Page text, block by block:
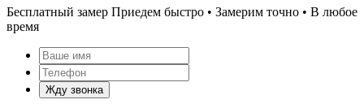
Бесплатный замер Приедем быстро • Замерим точно • В любое
время
Жду звонка